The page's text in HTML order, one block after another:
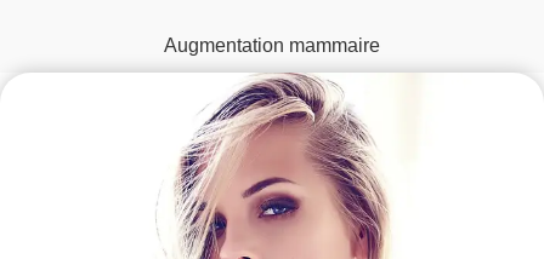
Augmentation mammaire